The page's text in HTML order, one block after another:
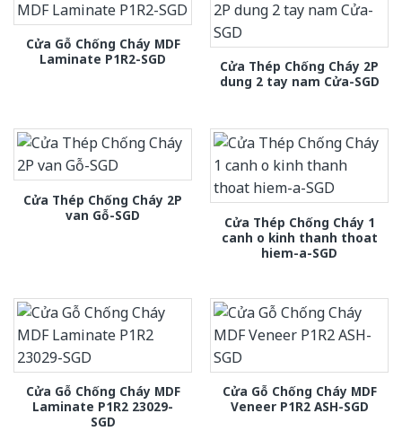
Cửa Gỗ Chống Cháy MDF
Laminate P1R2-SGD
Cửa Thép Chống Cháy 2P
dung 2 tay nam Cửa-SGD
Cửa Thép Chống Cháy 2P
van Gỗ-SGD
Cửa Thép Chống Cháy 1
canh o kinh thanh thoat
hiem-a-SGD
Cửa Gỗ Chống Cháy MDF
Laminate P1R2 23029-
SGD
Cửa Gỗ Chống Cháy MDF
Veneer P1R2 ASH-SGD